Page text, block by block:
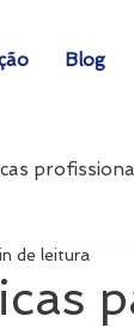
Blog
de leitura